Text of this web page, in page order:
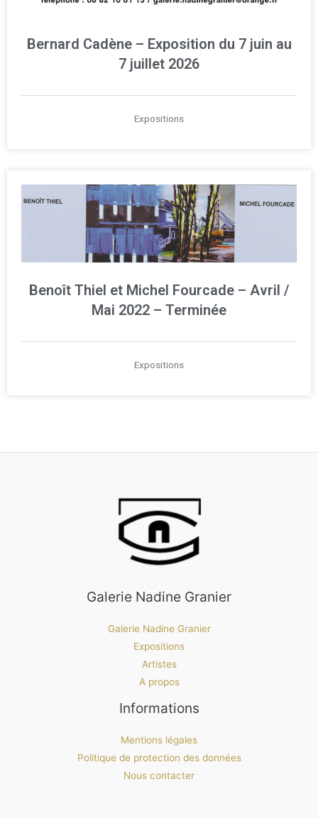
Bernard Cadène – Exposition du 7 juin au
7 juillet 2026
Expositions
Benoît Thiel et Michel Fourcade – Avril /
Mai 2022 – Terminée
Expositions
Galerie Nadine Granier
Galerie Nadine Granier
Expositions
Artistes
A propos
Informations
Mentions légales
Politique de protection des données
Nous contacter